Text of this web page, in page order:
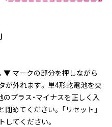
▼ マークの部分を押しながら
が外れます。 単4形乾電池を交
プラス・マイナスを正しく入
めてください。 「リセット」
てください。